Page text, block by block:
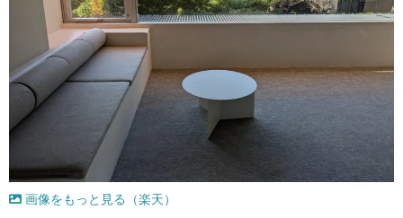
画像をもっと見る（楽天）